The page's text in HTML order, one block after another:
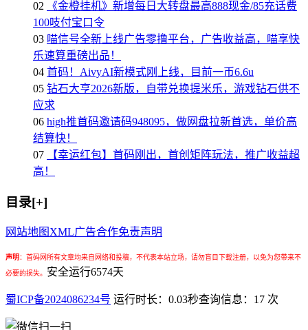
02
《金橙挂机》新增每日大转盘最高888现金/85充话费
100吱付宝口令
03 喵信号全新上线广告零撸平台，广告收益高，喵享快
乐速算重磅出品！
04 首码！AivyAI新模式刚上线，目前一币6.6u
05 钻石大亨2026新版，自带兑换提米乐，游戏钻石供不
应求
06 high推首码邀请码948095，做网盘拉新首选，单价高
结算快！
07
【幸运红包】首码刚出，首创矩阵玩法，推广收益超
高！
目录[+]
网站地图 XML广告合作免责声明
声明： 首码网所有文章均来自网络和投稿，不代表本站立场，请勿盲目下载注册，以免为您带来不
必要的损失。 安全运行6574天
蜀ICP备2024086234号 运行时长：0.03秒查询信息：17 次